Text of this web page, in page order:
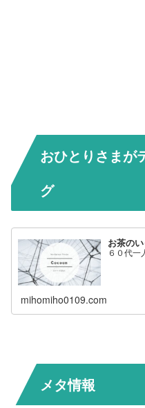
おひとりさまが
グ
お茶のい
６０代一
mihomiho0109.com
メタ情報